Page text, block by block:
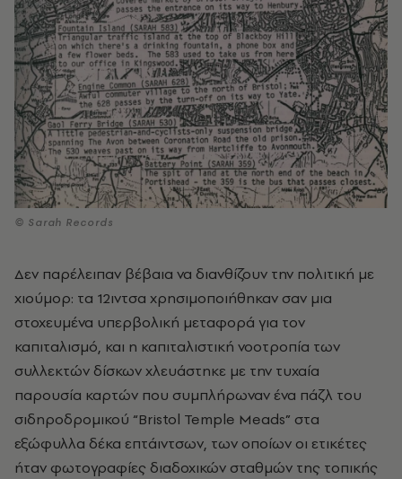
© Sarah Records
Δεν παρέλειπαν βέβαια να διανθίζουν την πολιτική με
χιούμορ: τα 12ιντσα χρησιμοποιήθηκαν σαν μια
στοχευμένα υπερβολική μεταφορά για τον
καπιταλισμό, και η καπιταλιστική νοοτροπία των
συλλεκτών δίσκων χλευάστηκε με την τυχαία
παρουσία καρτών που συμπλήρωναν ένα πάζλ του
σιδηροδρομικού “Bristol Temple Meads” στα
εξώφυλλα δέκα επτάιντσων, των οποίων οι ετικέτες
ήταν φωτογραφίες διαδοχικών σταθμών της τοπικής